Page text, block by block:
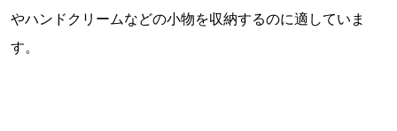
やハンドクリームなどの⼩物を収納するのに適していま
す。